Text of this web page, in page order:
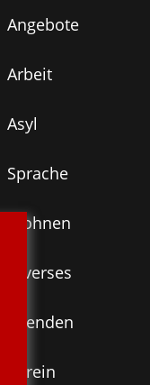
Angebote
Arbeit
Asyl
Sprache
Wohnen
Diverses
Spenden
Verein